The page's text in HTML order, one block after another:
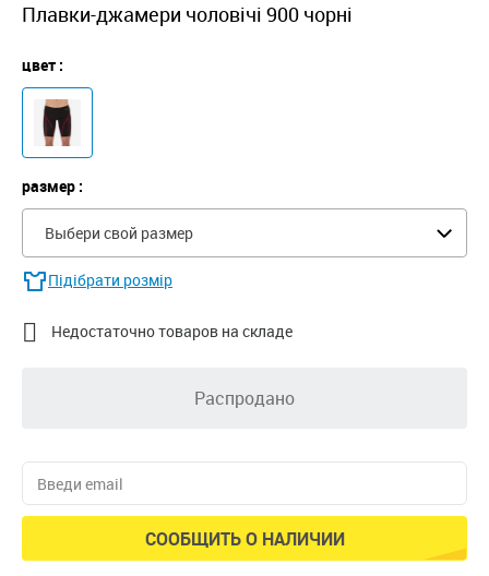
Плавки-джамери чоловічі 900 чорні
цвет :
размер :
Выбери свой размер
Підібрати розмір
 Недостаточно товаров на складе
Распродано
СООБЩИТЬ О НАЛИЧИИ